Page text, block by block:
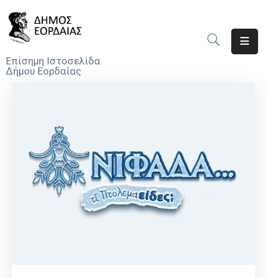
Επίσημη Ιστοσελίδα
Δήμου Εορδαίας
Υπηρεσίες
Δήμου